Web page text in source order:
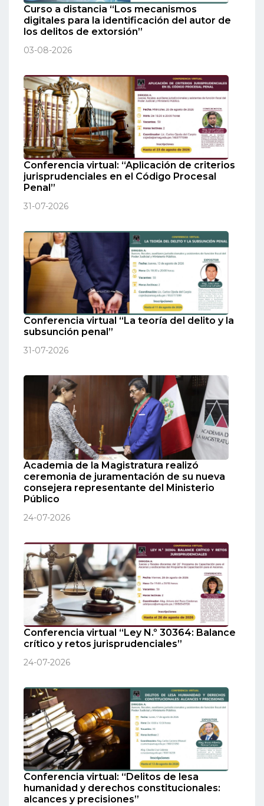
Curso a distancia “Los mecanismos
digitales para la identificación del autor de
los delitos de extorsión”
03-08-2026
Conferencia virtual: “Aplicación de criterios
jurisprudenciales en el Código Procesal
Penal”
31-07-2026
Conferencia virtual “La teoría del delito y la
subsunción penal”
31-07-2026
Academia de la Magistratura realizó
ceremonia de juramentación de su nueva
consejera representante del Ministerio
Público
24-07-2026
Conferencia virtual “Ley N.º 30364: Balance
crítico y retos jurisprudenciales”
24-07-2026
Conferencia virtual: “Delitos de lesa
humanidad y derechos constitucionales:
alcances y precisiones”